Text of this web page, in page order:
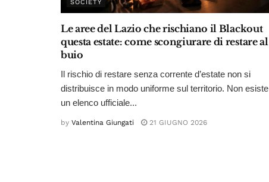
SOCIETY
Le aree del Lazio che rischiano il Blackout
questa estate: come scongiurare di restare al
buio
Il rischio di restare senza corrente d’estate non si
distribuisce in modo uniforme sul territorio. Non esiste
un elenco ufficiale...
by Valentina Giungati 21 GIUGNO 2026